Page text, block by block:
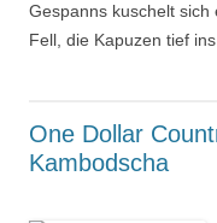
Gespanns kuschelt
Fell, die Kapuzen tief
One Dollar
Kambodscha